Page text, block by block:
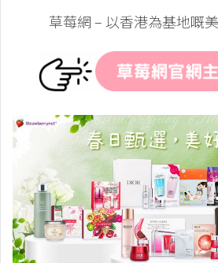
草莓網 – 以香港為基地嘅